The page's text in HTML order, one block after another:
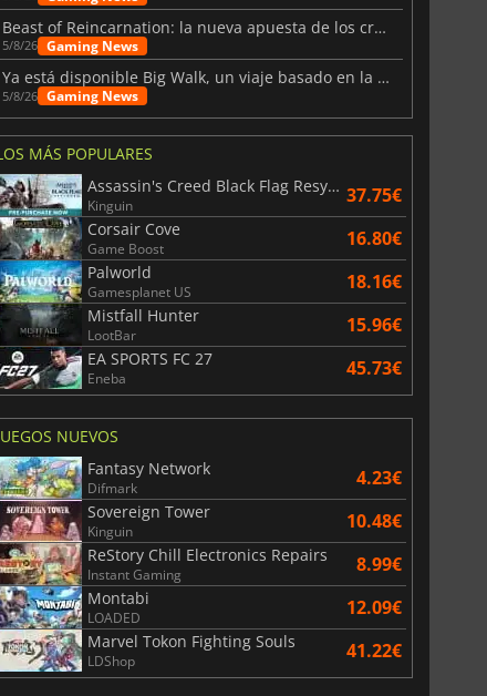
Beast of Reincarnation: la nueva apuesta de los creadores de Pokémon
5/8/26 Gaming News
Ya está disponible Big Walk, un viaje basado en la amistad
5/8/26 Gaming News
MÁS POPULARES
Assassin's Creed Black Flag Resynced
Kinguin 37.75€
Corsair Cove
Game Boost 16.80€
Palworld
Gamesplanet US 18.16€
Mistfall Hunter
LootBar 15.96€
EA SPORTS FC 27
Eneba 45.73€
NUEVOS
Fantasy Network
Difmark 4.23€
Sovereign Tower
Kinguin 10.48€
ReStory Chill Electronics Repairs
Instant Gaming 8.99€
Montabi
LOADED 12.09€
Marvel Tokon Fighting Souls
LDShop 41.22€